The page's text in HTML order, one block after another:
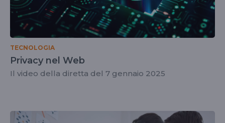
TECNOLOGIA
Privacy nel Web
Il video della diretta del 7 gennaio 2025